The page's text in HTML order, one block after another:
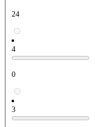
24
4
0
3